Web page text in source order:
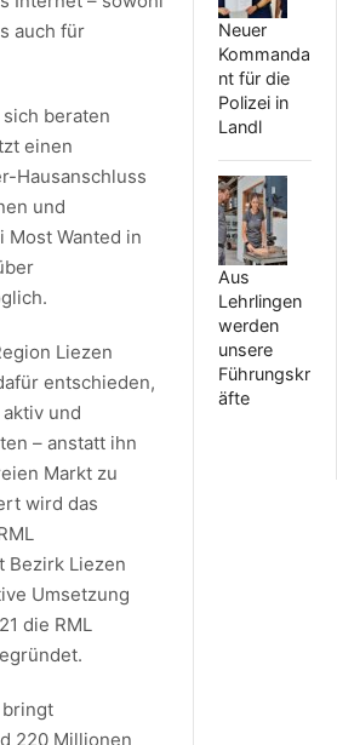
auch für
beraten
einen
Hausanschluss
und
Most Wanted in
Liezen
entschieden,
und
– anstatt ihn
Markt zu
wird das
Bezirk Liezen
Umsetzung
die RML
bringt
220 Millionen
Neuer
Kommanda
nt für die
Polizei in
Landl
Aus
Lehrlingen
werden
unsere
Führungskr
äfte